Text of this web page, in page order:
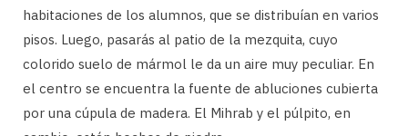
habitaciones de los alumnos, que se distribuían en varios
pisos. Luego, pasarás al patio de la mezquita, cuyo
colorido suelo de mármol le da un aire muy peculiar. En
el centro se encuentra la fuente de abluciones cubierta
por una cúpula de madera. El Mihrab y el púlpito, en